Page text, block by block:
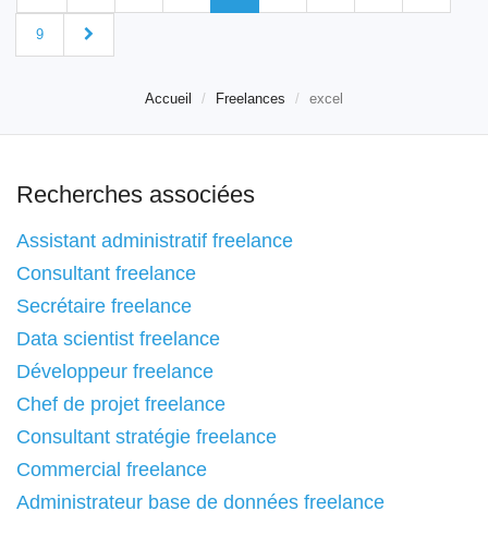
9
Accueil Freelances excel
Recherches associées
Assistant administratif freelance
Consultant freelance
Secrétaire freelance
Data scientist freelance
Développeur freelance
Chef de projet freelance
Consultant stratégie freelance
Commercial freelance
Administrateur base de données freelance